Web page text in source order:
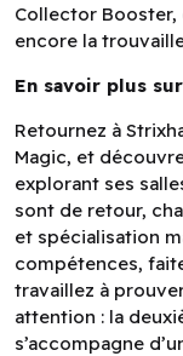
Collector
encore la
En savoir plus
Retournez à
Magic, et
explorant ses
sont de retour,
et spécialisation
compétences,
travaillez à
attention : la
s’accompagne